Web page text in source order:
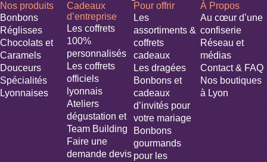
Nos produits
Bonbons
Réglisses
Chocolats et
Caramels
Douceurs
Spécialités
Lyonnaises
Cadeaux
d’entreprise
Les coffrets
100%
personnalisés
Les coffrets
officiels
lyonnais
Ateliers
dégustation et
Team Building
Faire une
demande devis
Pour offrir
Les
assortiments &
coffrets
cadeaux
Les dragées
Bonbons et
cadeaux
d’invités pour
votre mariage​
Bonbons
gourmands
pour les
À Propos
Au cœur d’une
confiserie
Réseau et
médias
Contact & FAQ
Nos boutiques
à Lyon